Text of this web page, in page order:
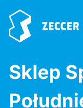
Sklep